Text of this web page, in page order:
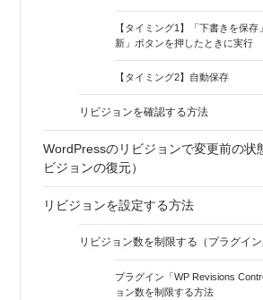
【タイミング1】「下書きを保
新」ボタンを押したときに実行
【タイミング2】自動保存
リビジョンを確認する方法
WordPressのリビジョンで変更前の状
ビジョンの復元）
リビジョンを設定する方法
リビジョン数を制限する（プラグイン
プラグイン「WP Revisions
ョン数を制限する方法